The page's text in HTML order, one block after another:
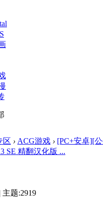
区 › ACG游戏 › [PC+安卓][
SE 精翻汉化版 ...
主题:2919